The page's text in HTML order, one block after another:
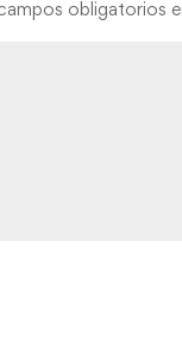
campos obligatorios